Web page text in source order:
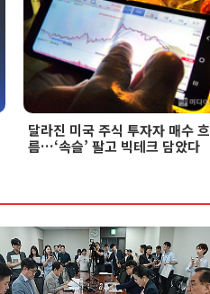
달라진 미국 주식 투자자 매수 흐
름…‘속슬’ 팔고 빅테크 담았다